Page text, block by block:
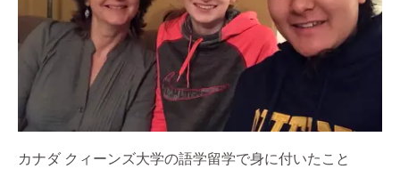
カナダ クィーンズ大学の語学留学で身に付いたこと